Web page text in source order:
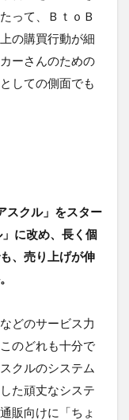
って、ＢｔｏＢ
の購買行動が細
ーさんのための
しての側面でも
クル」をスター
に改め、長く個
、売り上げが伸
どのサービス力
のどれも十分で
クルのシステム
た頑丈なシステ
販向けに「ちょ